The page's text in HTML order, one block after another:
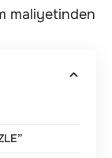
maliyetinden